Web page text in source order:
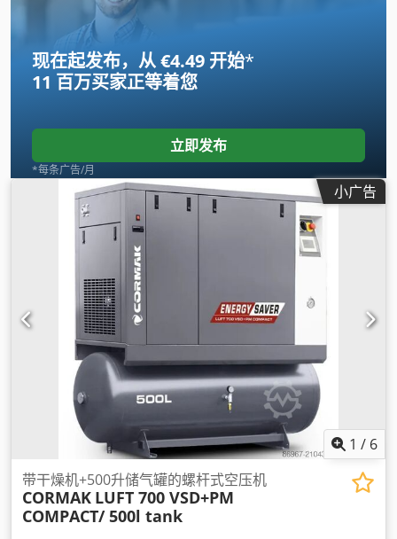
现在起发布，从 €4.49 开始*
11 百万买家正等着您
立即发布
*每条广告/月
小广告
1 / 6
带干燥机+500升储气罐的螺杆式空压机
CORMAK LUFT 700 VSD+PM
COMPACT/ 500l tank